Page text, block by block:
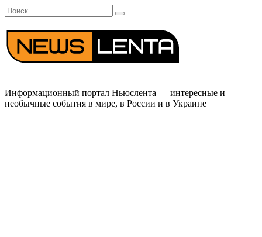
Перейти
к
содержанию
Search
for:
Информационный портал Ньюслента — интересные и
необычные события в мире, в России и в Украине